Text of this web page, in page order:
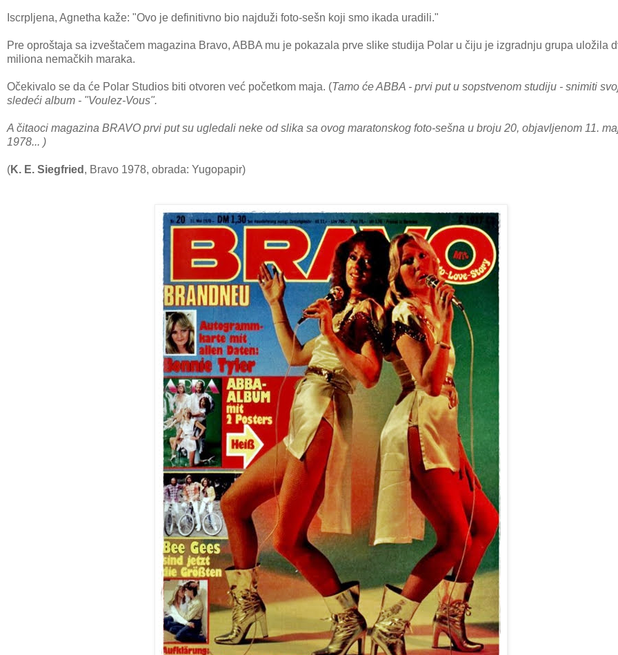
Iscrpljena, Agnetha kaže: "Ovo je definitivno bio najduži foto-sešn koji smo ikada uradili."
Pre oproštaja sa izveštačem magazina Bravo, ABBA mu je pokazala prve slike studija Polar u čiju je izgradnju grupa uložila
miliona nemačkih maraka.
Očekivalo se da će Polar Studios biti otvoren već početkom maja. (Tamo će ABBA - prvi put u sopstvenom studiju - snimiti
sledeći album - "Voulez-Vous".
A čitaoci magazina BRAVO prvi put su ugledali neke od slika sa ovog maratonskog foto-sešna u broju 20, objavljenom 11.
1978... )
(K. E. Siegfried , Bravo 1978, obrada: Yugopapir)